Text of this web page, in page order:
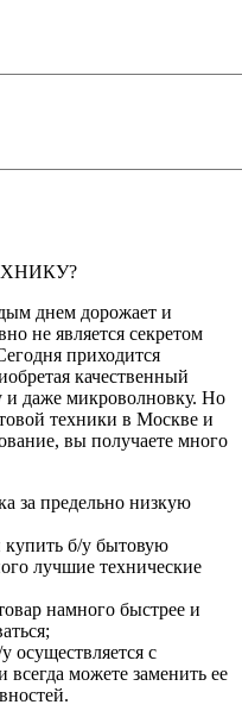
днем дорожает и
не является секретом
приходится
качественный
даже микроволновку. Но
техники в Москве и
вы получаете много
за предельно низкую
купить б/у бытовую
лучшие технические
намного быстрее и
осуществляется с
всегда можете заменить ее